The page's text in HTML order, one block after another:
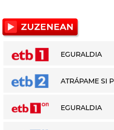
EGURALDIA
ATRÁPAME SI
EGURALDIA